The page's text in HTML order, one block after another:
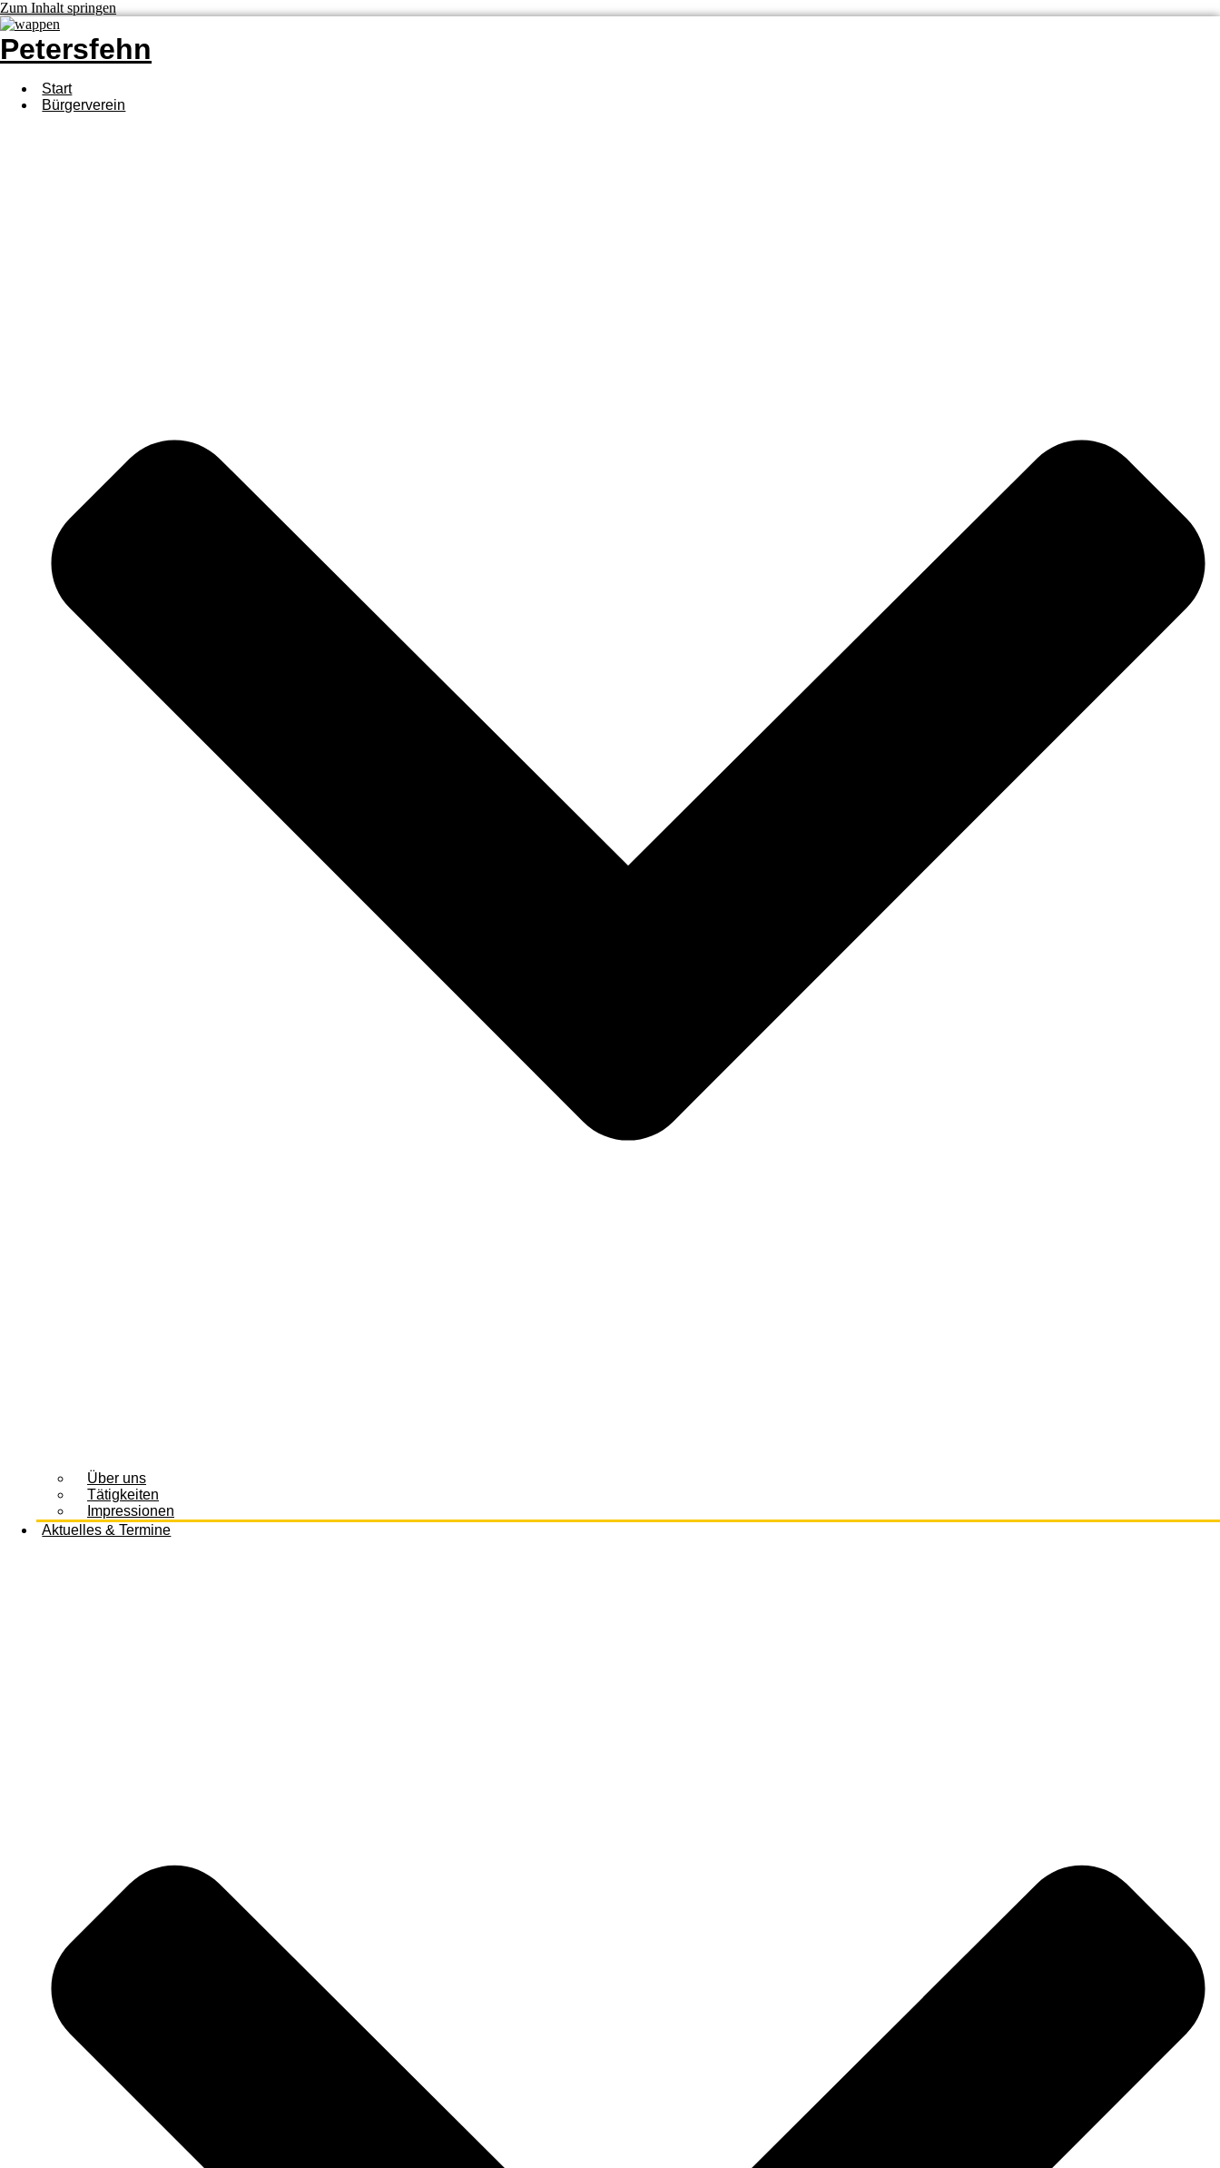
Zum Inhalt springen
Petersfehn
Start
Bürgerverein
Über uns
Tätigkeiten
Impressionen
Aktuelles & Termine